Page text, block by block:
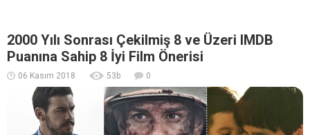
2000 Yılı Sonrası Çekilmiş 8 ve Üzeri IMDB
Puanına Sahip 8 İyi Film Önerisi
06 Kasım 2018 53 b 0